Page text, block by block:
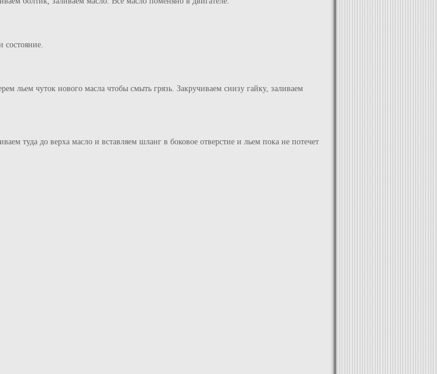
состояние.
льем чуток нового масла чтобы смыть грязь. Закручиваем снизу гайку, заливаем
туда до верха масло и вставляем шланг в боковое отверстие и льем пока не потечет